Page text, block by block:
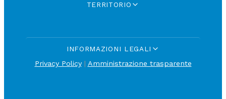
TERRITORIO
INFORMAZIONI LEGALI
Privacy Policy| Amministrazione trasparente